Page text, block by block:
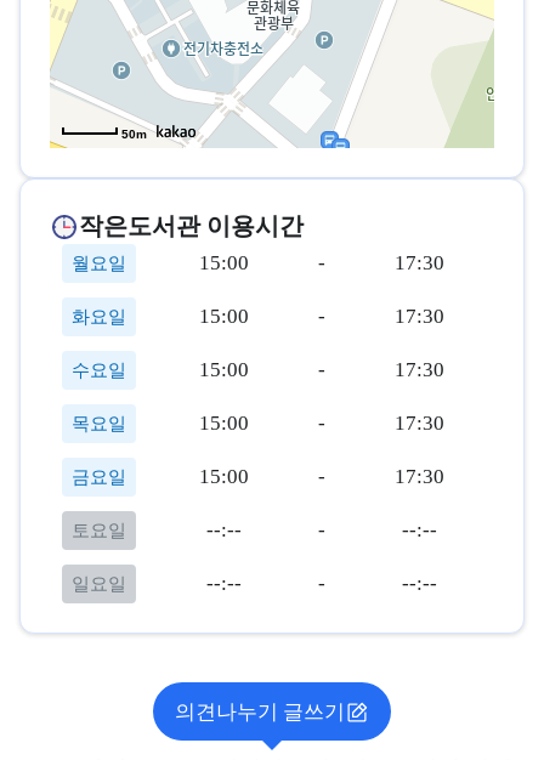
50m
작은도서관 이용시간
월요일 15:00 - 17:30
화요일 15:00 - 17:30
수요일 15:00 - 17:30
목요일 15:00 - 17:30
금요일 15:00 - 17:30
토요일 --:-- - --:--
일요일 --:-- - --:--
의견나누기 글쓰기